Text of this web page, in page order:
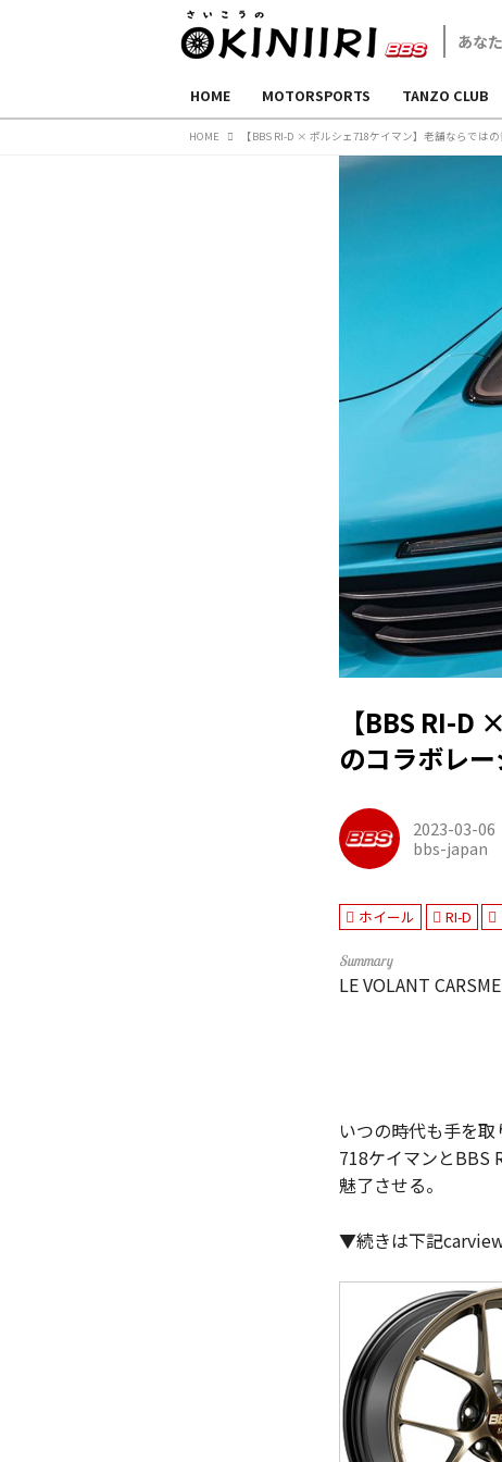
HOME MOTORSPORTS TANZO CLUB
HOME
【BBS RI-
のコラボレ
2023-03-06
bbs-japan
ホイール RI-D
LE VOLANT
いつの時代も手を
718ケイマンとBBS
魅了させる。
▼続きは下記